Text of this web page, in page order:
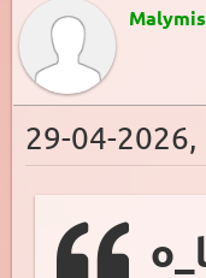
Malymis
29-04-2026,